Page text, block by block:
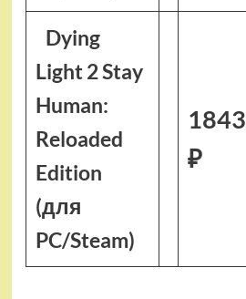
Dying
Light 2 Stay
Human:
Reloaded
Edition
(для
PC/Steam)
1843
₽